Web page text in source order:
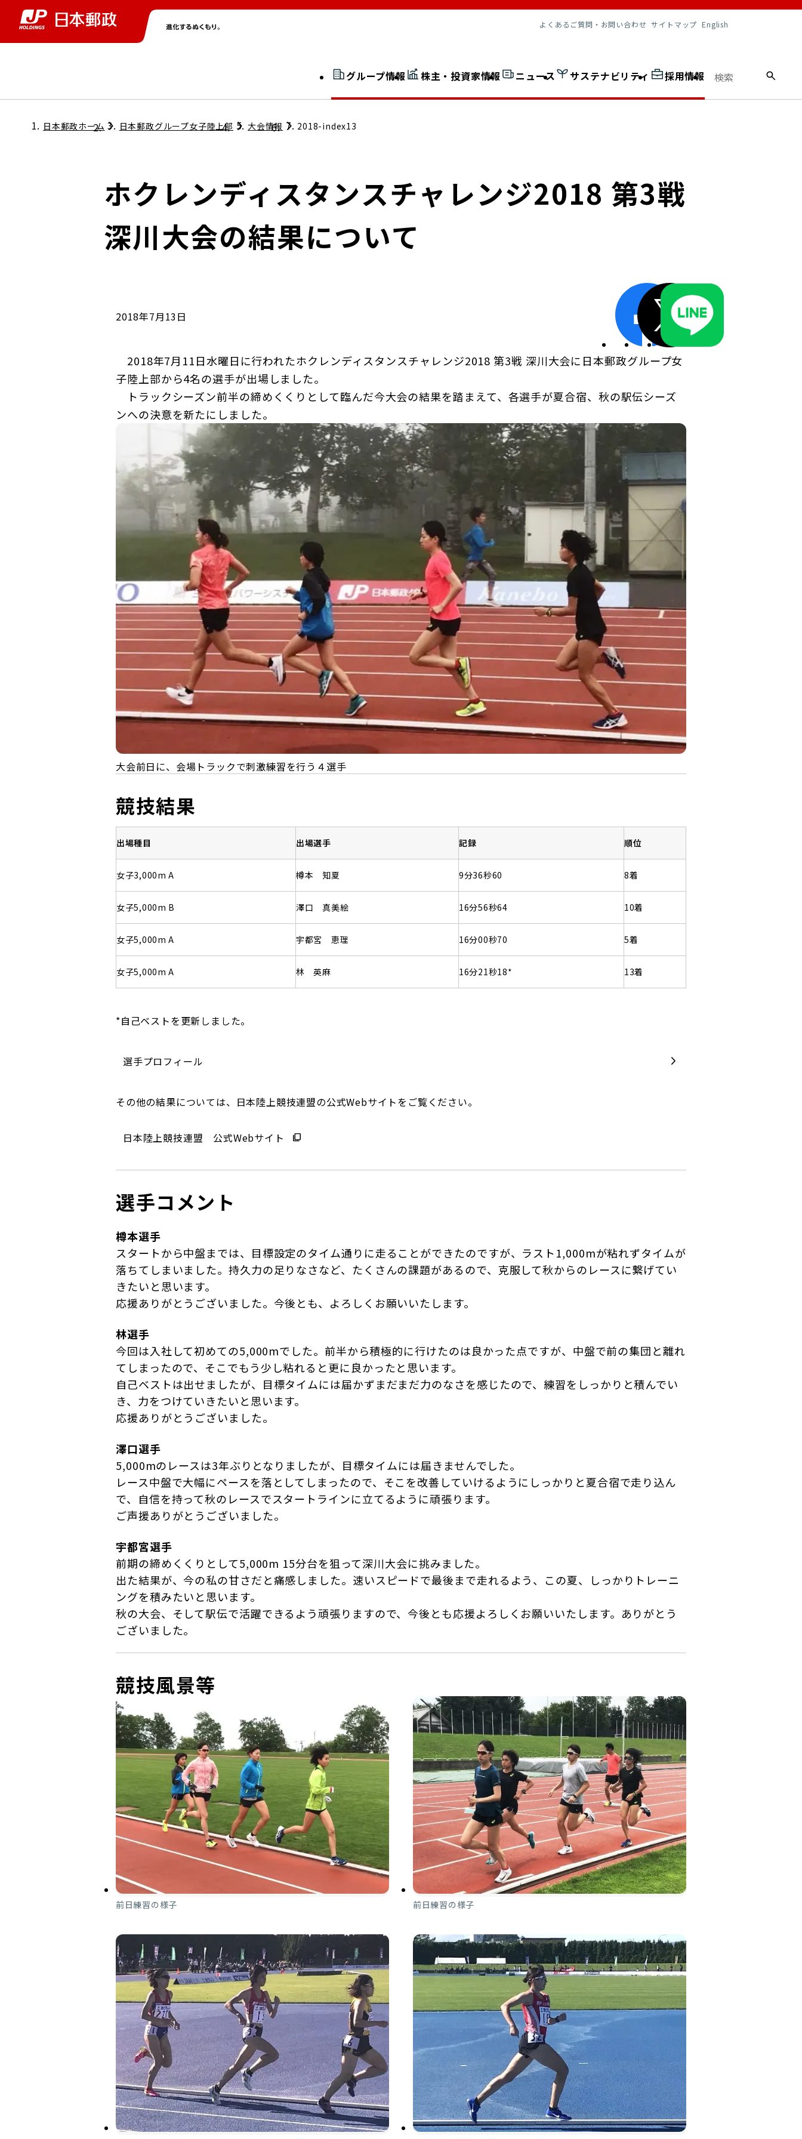
よくあるご質問・お問い合わせ サイトマップ English
グループ情報
グループ情報トップ
ローカル共創イニシアティブ
社長室通信
JP 改革実行委員会
広告ギャラリー
株主・投資家情報
株主・投資家情報トップ
ディスクロージャーポリシー／適時開示体制
IRサイトマップ
ニュース
ニューストップ
サステナビリティ
サステナビリティトップ
担当役員メッセージ
サステナビリティマネジメント
開示情報検索 外部からの評価
採用情報
採用情報トップ
日本郵政ホーム 日本郵政グループ女子陸上部 大会情報 2018-index13
ホクレンディスタンスチャレンジ2018 第3戦
深川大会の結果について
2018年7月13日
2018年7月11日水曜日に行われたホクレンディスタンスチャレンジ2018 第3戦 深川大会に日本郵政グループ女
子陸上部から4名の選手が出場しました。
トラックシーズン前半の締めくくりとして臨んだ今大会の結果を踏まえて、各選手が夏合宿、秋の駅伝シーズ
ンへの決意を新たにしました。
大会前日に、会場トラックで刺激練習を行う４選手
競技結果
出場種目 出場選手 記録 順位
女子3,000m A 樽本 知夏 9分36秒60 8着
女子5,000m B 澤口 真美絵 16分56秒64 10着
女子5,000m A 宇都宮 恵理 16分00秒70 5着
女子5,000m A 林 英麻 16分21秒18* 13着
*自己ベストを更新しました。
選手プロフィール
その他の結果については、日本陸上競技連盟の公式Webサイトをご覧ください。
日本陸上競技連盟 公式Webサイト
選手コメント
樽本選手
スタートから中盤までは、目標設定のタイム通りに走ることができたのですが、ラスト1,000mが粘れずタイムが
落ちてしまいました。持久力の足りなさなど、たくさんの課題があるので、克服して秋からのレースに繋げてい
きたいと思います。
応援ありがとうございました。今後とも、よろしくお願いいたします。
林選手
今回は入社して初めての5,000mでした。前半から積極的に行けたのは良かった点ですが、中盤で前の集団と離れ
てしまったので、そこでもう少し粘れると更に良かったと思います。
自己ベストは出せましたが、目標タイムには届かずまだまだ力のなさを感じたので、練習をしっかりと積んでい
き、力をつけていきたいと思います。
応援ありがとうございました。
澤口選手
5,000mのレースは3年ぶりとなりましたが、目標タイムには届きませんでした。
レース中盤で大幅にペースを落としてしまったので、そこを改善していけるようにしっかりと夏合宿で走り込ん
で、自信を持って秋のレースでスタートラインに立てるように頑張ります。
ご声援ありがとうございました。
宇都宮選手
前期の締めくくりとして5,000m 15分台を狙って深川大会に挑みました。
出た結果が、今の私の甘さだと痛感しました。速いスピードで最後まで走れるよう、この夏、しっかりトレーニ
ングを積みたいと思います。
秋の大会、そして駅伝で活躍できるよう頑張りますので、今後とも応援よろしくお願いいたします。ありがとう
ございました。
競技風景等
前日練習の様子 前日練習の様子